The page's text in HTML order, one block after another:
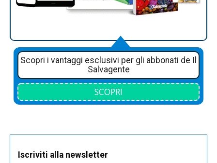
Scopri i vantaggi esclusivi per gli abbonati de Il
Salvagente
SCOPRI
Iscriviti alla newsletter